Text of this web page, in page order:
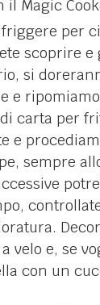
il Magic
friggere per
scoprire
si
e
carta per
e
sempre
velo e, se
con un